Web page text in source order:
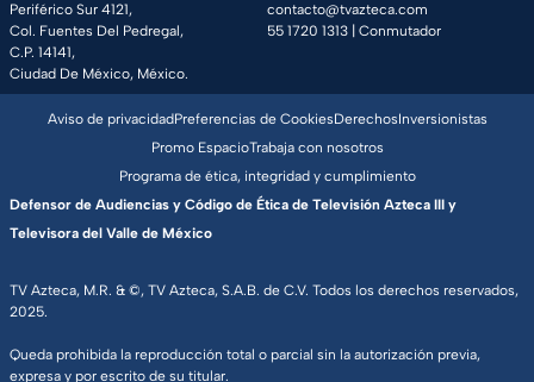
Periférico Sur 4121,
Col. Fuentes Del Pedregal,
C.P. 14141,
Ciudad De México, México.
contacto@tvazteca.com
55 1720 1313 | Conmutador
TV Azteca, M.R. & ©, TV Azteca, S.A.B. de C.V. Todos los derechos reservados,
2025.
Queda prohibida la reproducción total o parcial sin la autorización previa,
expresa y por escrito de su titular.
Aviso de privacidadPreferencias de CookiesDerechosInversionistas
Promo EspacioTrabaja con nosotros
Programa de ética, integridad y cumplimiento
Defensor de Audiencias y Código de Ética de Televisión Azteca III y
Televisora del Valle de México